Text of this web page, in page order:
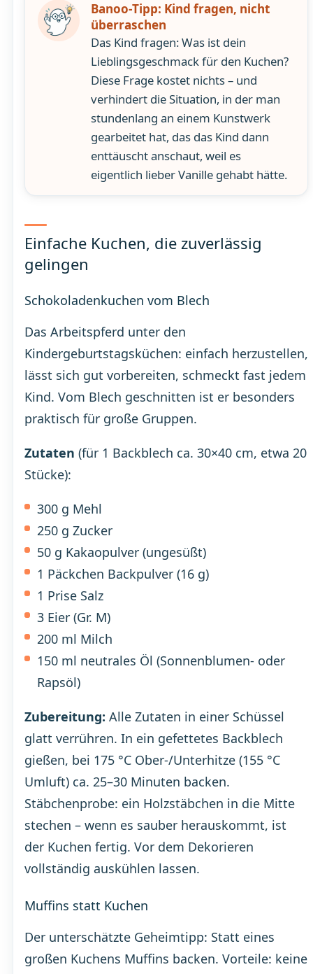
Banoo-Tipp: Kind fragen, nicht
überraschen
Das Kind fragen: Was ist dein
Lieblingsgeschmack für den Kuchen?
Diese Frage kostet nichts – und
verhindert die Situation, in der man
stundenlang an einem Kunstwerk
gearbeitet hat, das das Kind dann
enttäuscht anschaut, weil es
eigentlich lieber Vanille gehabt hätte.
Einfache Kuchen, die zuverlässig
gelingen
Schokoladenkuchen vom Blech
Das Arbeitspferd unter den
Kindergeburtstagsküchen: einfach herzustellen,
lässt sich gut vorbereiten, schmeckt fast jedem
Kind. Vom Blech geschnitten ist er besonders
praktisch für große Gruppen.
Zutaten (für 1 Backblech ca. 30×40 cm, etwa 20
Stücke):
300 g Mehl
250 g Zucker
50 g Kakaopulver (ungesüßt)
1 Päckchen Backpulver (16 g)
1 Prise Salz
3 Eier (Gr. M)
200 ml Milch
150 ml neutrales Öl (Sonnenblumen- oder
Rapsöl)
Zubereitung: Alle Zutaten in einer Schüssel
glatt verrühren. In ein gefettetes Backblech
gießen, bei 175 °C Ober-/Unterhitze (155 °C
Umluft) ca. 25–30 Minuten backen.
Stäbchenprobe: ein Holzstäbchen in die Mitte
stechen – wenn es sauber herauskommt, ist
der Kuchen fertig. Vor dem Dekorieren
vollständig auskühlen lassen.
Muffins statt Kuchen
Der unterschätzte Geheimtipp: Statt eines
großen Kuchens Muffins backen. Vorteile: keine